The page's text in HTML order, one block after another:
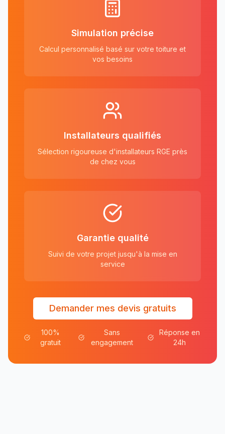
Simulation précise
Calcul personnalisé basé sur votre toiture et
vos besoins
Installateurs qualifiés
Sélection rigoureuse d'installateurs RGE près
de chez vous
Garantie qualité
Suivi de votre projet jusqu'à la mise en
service
Demander mes devis gratuits
100%
gratuit
Sans
engagement
Réponse en
24h